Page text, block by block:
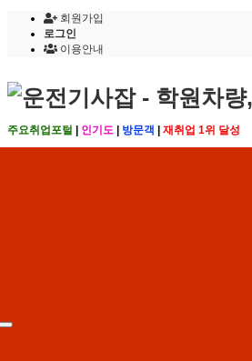
회원가입
로그인
이용안내
주요취업포털 인기도 방문객 재취업 1위 달성